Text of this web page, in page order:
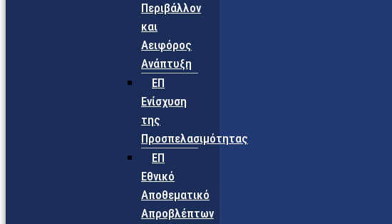
Περιβάλλον
και
Αειφόρος
Ανάπτυξη
ΕΠ
Ενίσχυση
της
Προσπελασιμότητας
ΕΠ
Εθνικό
Αποθεματικό
Απροβλέπτων